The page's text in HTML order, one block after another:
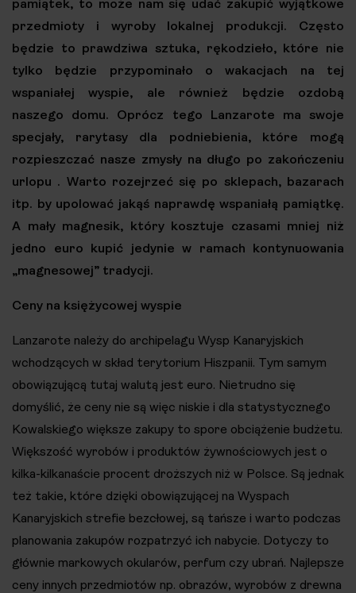
pamiątek, to może nam się udać zakupić wyjątkowe
przedmioty i wyroby lokalnej produkcji. Często
będzie to prawdziwa sztuka, rękodzieło, które nie
tylko będzie przypominało o wakacjach na tej
wspaniałej wyspie, ale również będzie ozdobą
naszego domu. Oprócz tego Lanzarote ma swoje
specjały, rarytasy dla podniebienia, które mogą
rozpieszczać nasze zmysły na długo po zakończeniu
urlopu . Warto rozejrzeć się po sklepach, bazarach
itp. by upolować jakąś naprawdę wspaniałą pamiątkę.
A mały magnesik, który kosztuje czasami mniej niż
jedno euro kupić jedynie w ramach kontynuowania
„magnesowej” tradycji.
Ceny na księżycowej wyspie
Lanzarote należy do archipelagu Wysp Kanaryjskich
wchodzących w skład terytorium Hiszpanii. Tym samym
obowiązującą tutaj walutą jest euro. Nietrudno się
domyślić, że ceny nie są więc niskie i dla statystycznego
Kowalskiego większe zakupy to spore obciążenie budżetu.
Większość wyrobów i produktów żywnościowych jest o
kilka-kilkanaście procent droższych niż w Polsce. Są jednak
też takie, które dzięki obowiązującej na Wyspach
Kanaryjskich strefie bezcłowej, są tańsze i warto podczas
planowania zakupów rozpatrzyć ich nabycie. Dotyczy to
głównie markowych okularów, perfum czy ubrań. Najlepsze
ceny innych przedmiotów np. obrazów, wyrobów z drewna